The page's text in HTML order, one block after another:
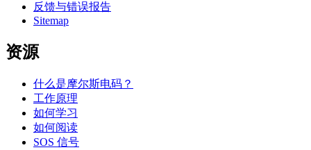
反馈与错误报告
Sitemap
资源
什么是摩尔斯电码？
工作原理
如何学习
如何阅读
SOS 信号